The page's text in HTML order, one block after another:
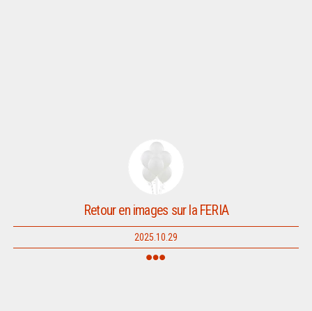
Retour en images sur la FERIA
2025.10.29